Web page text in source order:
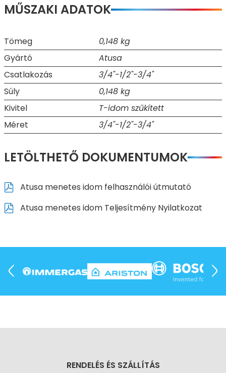
MŰSZAKI ADATOK
Tömeg
0,148 kg
Gyártó
Atusa
Csatlakozás
3/4"-1/2"-3/4"
Súly
0,148 kg
Kivitel
T-idom szűkített
Méret
3/4"-1/2"-3/4"
LETÖLTHETŐ DOKUMENTUMOK
Atusa menetes idom felhasználói útmutató
Atusa menetes idom Teljesítmény Nyilatkozat
RENDELÉS ÉS SZÁLLÍTÁS